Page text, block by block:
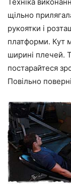
Техніка
щільно
рукоятки і
платформи. Кут
ширині плечей.
постарайтеся
Повільно